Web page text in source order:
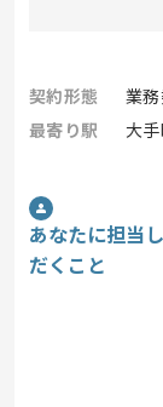
契約形態
業務
最寄り駅
大手
あなたに担当
だくこと